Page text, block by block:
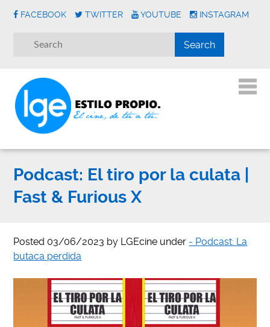
FACEBOOK TWITTER YOUTUBE INSTAGRAM
Podcast: El tiro por la culata |
Fast & Furious X
Posted 03/06/2023 by LGEcine under - Podcast: La
butaca perdida